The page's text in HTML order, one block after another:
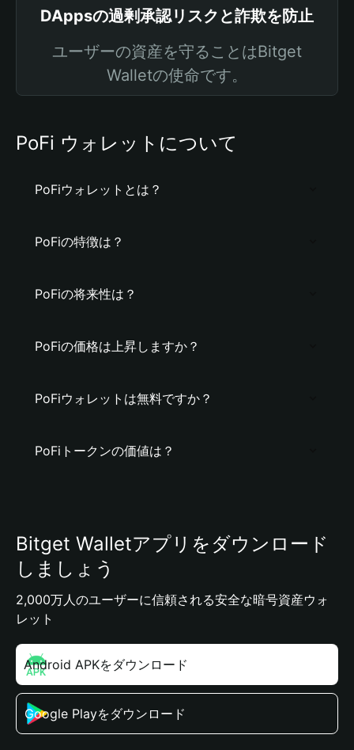
DAppsの過剰承認リスクと詐欺を防止
ユーザーの資産を守ることはBitget
Walletの使命です。
PoFi ウォレットについて
PoFiウォレットとは？
PoFiの特徴は？
PoFiの将来性は？
PoFiの価格は上昇しますか？
PoFiウォレットは無料ですか？
PoFiトークンの価値は？
Bitget Walletアプリをダウンロード
しましょう
2,000万人のユーザーに信頼される安全な暗号資産ウォ
レット
Android APKをダウンロード
Google Playをダウンロード